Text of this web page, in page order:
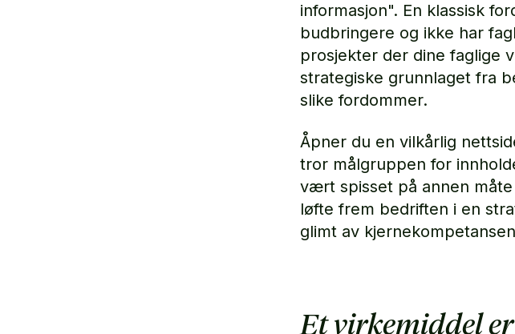
informasjon". En klassisk
budbringere og ikke har
prosjekter der dine faglige
strategiske grunnlaget fra
slike fordommer.
Åpner du en vilkårlig
tror målgruppen for
vært spisset på annen
løfte frem bedriften i en
glimt av
Et virkemiddel